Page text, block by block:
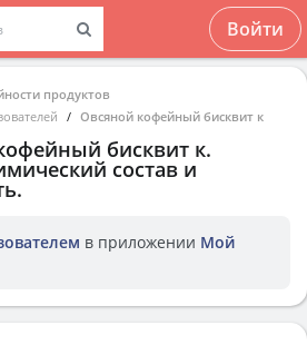
Войти
продуктов
Овсяной кофейный бисквит к
бисквит к.
состав и
в приложении Мой